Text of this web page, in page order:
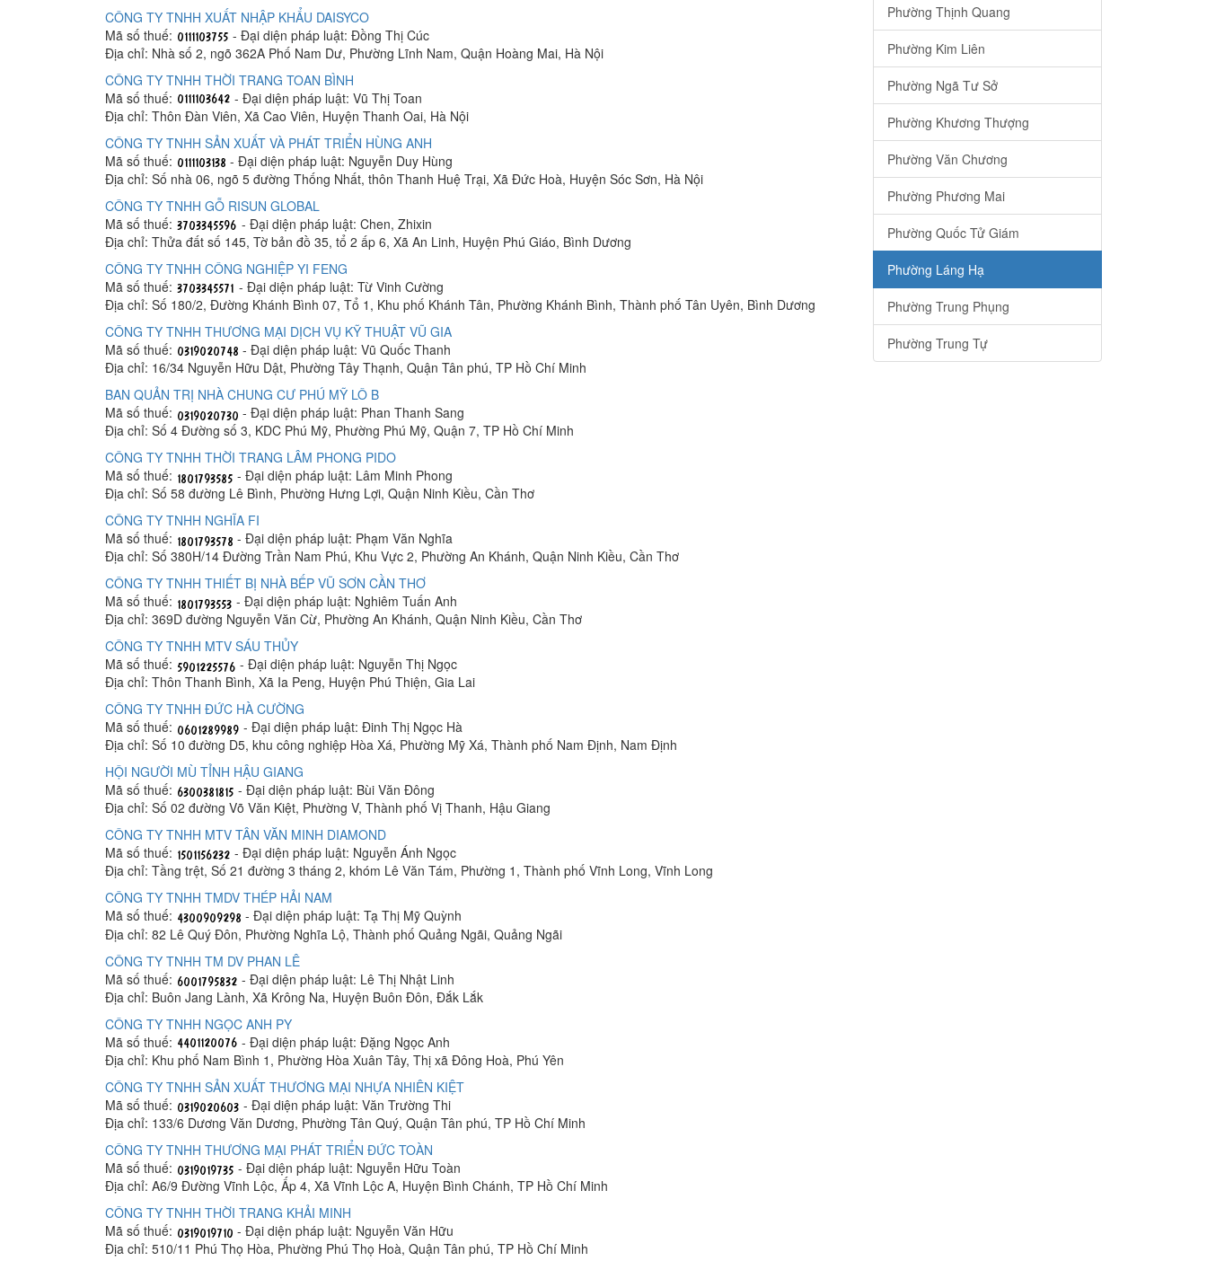
CÔNG TY TNHH XUẤT NHẬP KHẨU DAISYCO
Mã số thuế:
- Đại diện pháp luật: Đồng Thị Cúc
Địa chỉ: Nhà số 2, ngõ 362A Phố Nam Dư, Phường Lĩnh Nam, Quận Hoàng Mai, Hà Nội
CÔNG TY TNHH THỜI TRANG TOAN BÌNH
Mã số thuế:
- Đại diện pháp luật: Vũ Thị Toan
Địa chỉ: Thôn Đàn Viên, Xã Cao Viên, Huyện Thanh Oai, Hà Nội
CÔNG TY TNHH SẢN XUẤT VÀ PHÁT TRIỂN HÙNG ANH
Mã số thuế:
- Đại diện pháp luật: Nguyễn Duy Hùng
Địa chỉ: Số nhà 06, ngõ 5 đường Thống Nhất, thôn Thanh Huệ Trại, Xã Đức Hoà, Huyện Sóc Sơn, Hà Nội
CÔNG TY TNHH GỖ RISUN GLOBAL
Mã số thuế:
- Đại diện pháp luật: Chen, Zhixin
Địa chỉ: Thửa đất số 145, Tờ bản đồ 35, tổ 2 ấp 6, Xã An Linh, Huyện Phú Giáo, Bình Dương
CÔNG TY TNHH CÔNG NGHIỆP YI FENG
Mã số thuế:
- Đại diện pháp luật: Từ Vinh Cường
Địa chỉ: Số 180/2, Đường Khánh Bình 07, Tổ 1, Khu phố Khánh Tân, Phường Khánh Bình, Thành phố Tân Uyên, Bình Dương
CÔNG TY TNHH THƯƠNG MẠI DỊCH VỤ KỸ THUẬT VŨ GIA
Mã số thuế:
- Đại diện pháp luật: Vũ Quốc Thanh
Địa chỉ: 16/34 Nguyễn Hữu Dật, Phường Tây Thạnh, Quận Tân phú, TP Hồ Chí Minh
BAN QUẢN TRỊ NHÀ CHUNG CƯ PHÚ MỸ LÔ B
Mã số thuế:
- Đại diện pháp luật: Phan Thanh Sang
Địa chỉ: Số 4 Đường số 3, KDC Phú Mỹ, Phường Phú Mỹ, Quận 7, TP Hồ Chí Minh
CÔNG TY TNHH THỜI TRANG LÂM PHONG PIDO
Mã số thuế:
- Đại diện pháp luật: Lâm Minh Phong
Địa chỉ: Số 58 đường Lê Bình, Phường Hưng Lợi, Quận Ninh Kiều, Cần Thơ
CÔNG TY TNHH NGHĨA FI
Mã số thuế:
- Đại diện pháp luật: Phạm Văn Nghĩa
Địa chỉ: Số 380H/14 Đường Trần Nam Phú, Khu Vực 2, Phường An Khánh, Quận Ninh Kiều, Cần Thơ
CÔNG TY TNHH THIẾT BỊ NHÀ BẾP VŨ SƠN CẦN THƠ
Mã số thuế:
- Đại diện pháp luật: Nghiêm Tuấn Anh
Địa chỉ: 369D đường Nguyễn Văn Cừ, Phường An Khánh, Quận Ninh Kiều, Cần Thơ
CÔNG TY TNHH MTV SÁU THỦY
Mã số thuế:
- Đại diện pháp luật: Nguyễn Thị Ngọc
Địa chỉ: Thôn Thanh Bình, Xã Ia Peng, Huyện Phú Thiện, Gia Lai
CÔNG TY TNHH ĐỨC HÀ CƯỜNG
Mã số thuế:
- Đại diện pháp luật: Đinh Thị Ngọc Hà
Địa chỉ: Số 10 đường D5, khu công nghiệp Hòa Xá, Phường Mỹ Xá, Thành phố Nam Định, Nam Định
HỘI NGƯỜI MÙ TỈNH HẬU GIANG
Mã số thuế:
- Đại diện pháp luật: Bùi Văn Đông
Địa chỉ: Số 02 đường Võ Văn Kiệt, Phường V, Thành phố Vị Thanh, Hậu Giang
CÔNG TY TNHH MTV TÂN VĂN MINH DIAMOND
Mã số thuế:
- Đại diện pháp luật: Nguyễn Ánh Ngọc
Địa chỉ: Tầng trệt, Số 21 đường 3 tháng 2, khóm Lê Văn Tám, Phường 1, Thành phố Vĩnh Long, Vĩnh Long
CÔNG TY TNHH TMDV THÉP HẢI NAM
Mã số thuế:
- Đại diện pháp luật: Tạ Thị Mỹ Quỳnh
Địa chỉ: 82 Lê Quý Đôn, Phường Nghĩa Lộ, Thành phố Quảng Ngãi, Quảng Ngãi
CÔNG TY TNHH TM DV PHAN LÊ
Mã số thuế:
- Đại diện pháp luật: Lê Thị Nhật Linh
Địa chỉ: Buôn Jang Lành, Xã Krông Na, Huyện Buôn Đôn, Đắk Lắk
CÔNG TY TNHH NGỌC ANH PY
Mã số thuế:
- Đại diện pháp luật: Đặng Ngọc Anh
Địa chỉ: Khu phố Nam Bình 1, Phường Hòa Xuân Tây, Thị xã Đông Hoà, Phú Yên
CÔNG TY TNHH SẢN XUẤT THƯƠNG MẠI NHỰA NHIÊN KIỆT
Mã số thuế:
- Đại diện pháp luật: Văn Trường Thi
Địa chỉ: 133/6 Dương Văn Dương, Phường Tân Quý, Quận Tân phú, TP Hồ Chí Minh
CÔNG TY TNHH THƯƠNG MẠI PHÁT TRIỂN ĐỨC TOÀN
Mã số thuế:
- Đại diện pháp luật: Nguyễn Hữu Toàn
Địa chỉ: A6/9 Đường Vĩnh Lộc, Ấp 4, Xã Vĩnh Lộc A, Huyện Bình Chánh, TP Hồ Chí Minh
CÔNG TY TNHH THỜI TRANG KHẢI MINH
Mã số thuế:
- Đại diện pháp luật: Nguyễn Văn Hữu
Địa chỉ: 510/11 Phú Thọ Hòa, Phường Phú Thọ Hoà, Quận Tân phú, TP Hồ Chí Minh
Phường Thịnh Quang
Phường Kim Liên
Phường Ngã Tư Sở
Phường Khương Thượng
Phường Văn Chương
Phường Phương Mai
Phường Quốc Tử Giám
Phường Láng Hạ
Phường Trung Phụng
Phường Trung Tự